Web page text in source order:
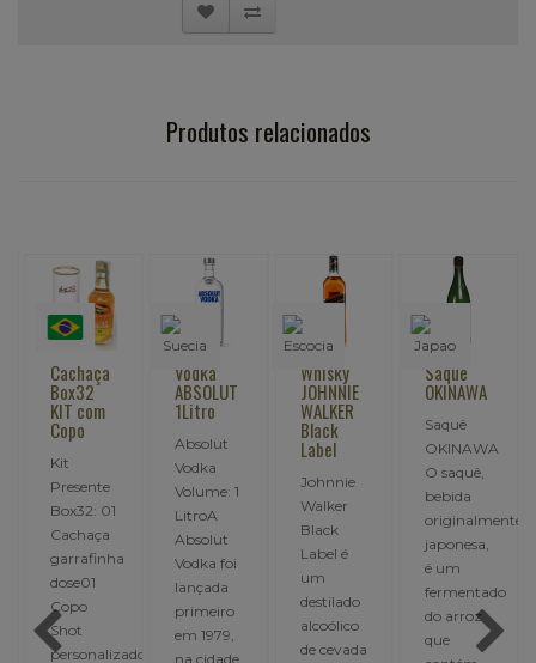
Produtos relacionados
Cachaça
Box32
KIT com
Copo
Kit
Presente
Box32: 01
Cachaça
garrafinha
dose01
Copo
Shot
personalizado01
Vodka
ABSOLUT
1Litro
Absolut
Vodka
Volume: 1
LitroA
Absolut
Vodka foi
lançada
primeiro
em 1979,
na cidade
Whisky
JOHNNIE
WALKER
Black
Label
Johnnie
Walker
Black
Label é
um
destilado
alcoólico
de cevada
Saquê
OKINAWA
Saquê
OKINAWA
O saquê,
bebida
originalmente
japonesa,
é um
fermentado
do arroz
que